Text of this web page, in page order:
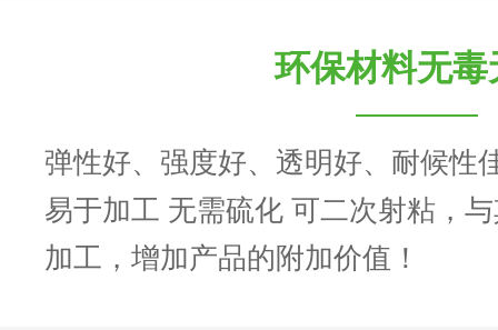
环保材料无毒
弹性好、强度好、透明好、耐候性
易于加工 无需硫化 可二次射粘，
加工，增加产品的附加价值！